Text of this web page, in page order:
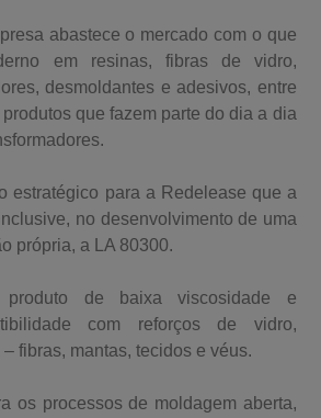
abastece o mercado com o que
em resinas, fibras de vidro,
desmoldantes e adesivos, entre
que fazem parte do dia a dia
estratégico para a Redelease que a
no desenvolvimento de uma
própria, a LA 80300.
de baixa viscosidade e
com reforços de vidro,
fibras, mantas, tecidos e véus.
os processos de moldagem aberta,